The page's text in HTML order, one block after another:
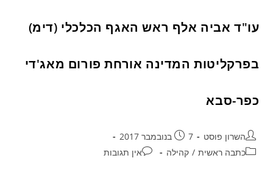
עו"ד אביה אלף ראש האגף הכלכלי (דימ)
בפרקליטות המדינה אורחת פורום מאג'די
כפר-סבא
השרון פוסט
7 בנובמבר 2017
כתבה ראשית / קהילה אין תגובות